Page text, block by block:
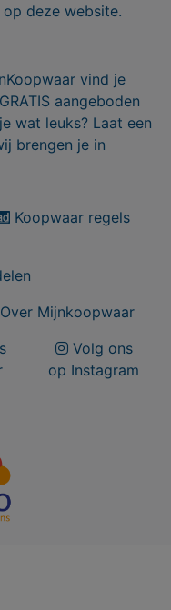
deze website.
vind je
aangeboden
wat leuks? Laat een
brengen je in
Koopwaar regels
Over Mijnkoopwaar
Volg ons
op Instagram